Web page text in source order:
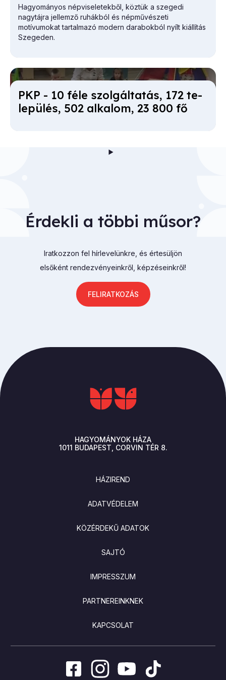
Hagyományos népviseletekből, köztük a szegedi
nagytájra jellemző ruhákból és népművészeti
motívumokat tartalmazó modern darabokból nyílt kiállítás
Szegeden.
PKP - 10 fé­le szol­gál­ta­tás, 172 te­
le­pü­lés, 502 al­ka­lom, 23 800 fő
Érdekli a többi műsor?
Iratkozzon fel hírlevelünkre, és értesüljön
elsőként rendezvényeinkről, képzéseinkről!
FELIRATKOZÁS
HAGYOMÁNYOK HÁZA
1011 BUDAPEST CORVIN TÉR 8.
HÁZIREND
ADATVÉDELEM
KÖZÉRDEKŰ ADATOK
SAJTÓ
IMPRESSZUM
PARTNEREINKNEK
KAPCSOLAT